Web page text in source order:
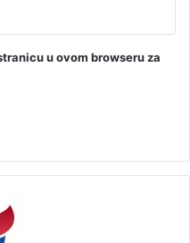
u ovom browseru za